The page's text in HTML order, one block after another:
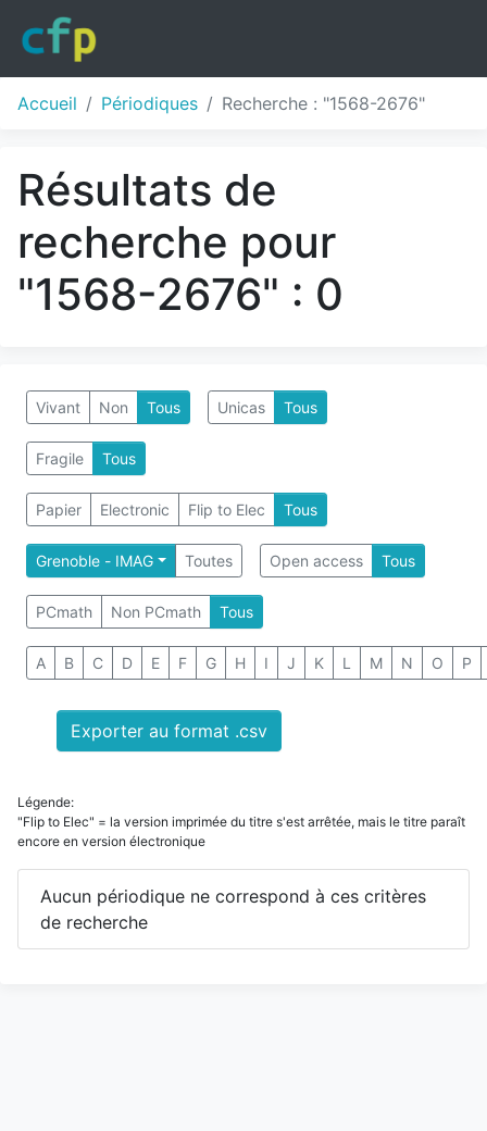
Accueil Périodiques Recherche : "1568-2676"
Résultats de
recherche pour
"1568-2676" : 0
Vivant Non Tous Unicas Tous
Fragile Tous
Papier Electronic Flip to Elec Tous
Grenoble - IMAG Toutes Open access Tous
PCmath Non PCmath Tous
A B C D E F G H I J K L M N O P
Exporter au format .csv
Légende:
"Flip to Elec" = la version imprimée du titre s'est arrêtée, mais le titre paraît
encore en version électronique
Aucun périodique ne correspond à ces critères
de recherche